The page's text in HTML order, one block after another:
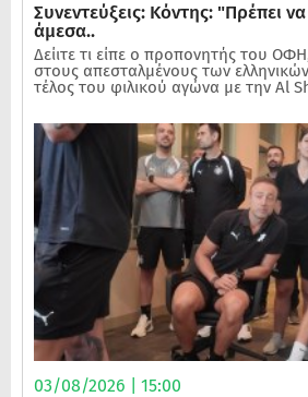
Συνεντεύξεις: Κόντης: "Πρέπει
άμεσα..
Δείιτε τι είπε ο προπονητής του
στους απεσταλμένους των
τέλος του φιλικού αγώνα με την Al
03/08/2026 | 15:00